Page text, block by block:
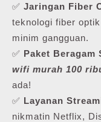
✅ Jaringan Fiber
teknologi fiber
minim gangguan.
✅ Paket Beragam
wifi murah 100
ada!
✅ Layanan
nikmatin Netflix,